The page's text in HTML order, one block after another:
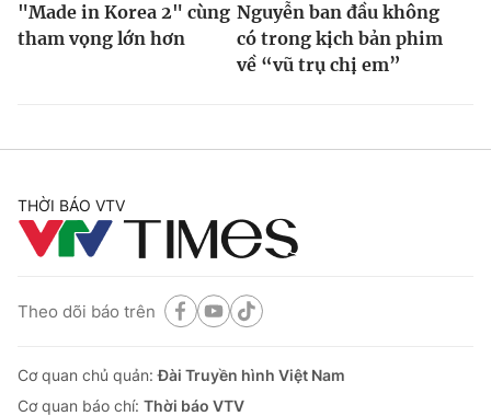
"Made in Korea 2" cùng
tham vọng lớn hơn
Nguyễn ban đầu không
có trong kịch bản phim
về “vũ trụ chị em”
THỜI BÁO VTV
Theo dõi báo trên
Cơ quan chủ quản:Đài Truyền hình Việt Nam
Cơ quan báo chí: Thời báo VTV